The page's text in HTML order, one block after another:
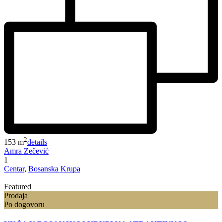
153 m2details
Amra Zečević
1
Centar, Bosanska Krupa
Featured
Prodaja
Po dogovoru